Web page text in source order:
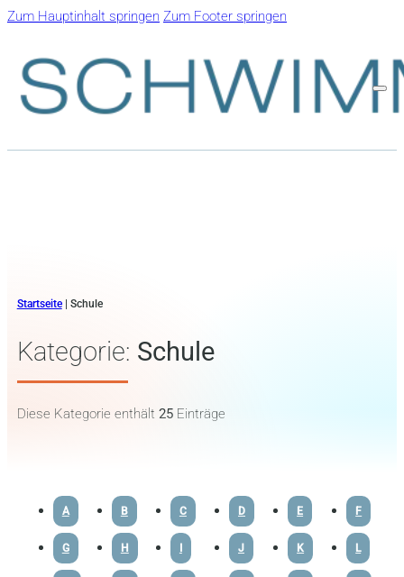
Zum Hauptinhalt springen Zum Footer springen
Startseite| Schule
Kategorie: Schule
Diese Kategorie enthält 25Einträge
A B C D E F
G H I J K L